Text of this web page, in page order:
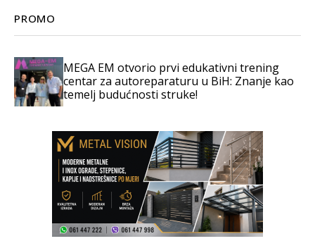
PROMO
MEGA EM otvorio prvi edukativni trening
centar za autoreparaturu u BiH: Znanje kao
temelj budućnosti struke!